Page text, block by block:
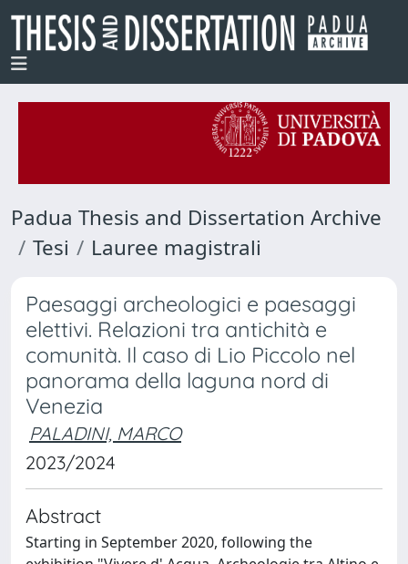
Padua Thesis and Dissertation Archive
Tesi
Lauree magistrali
Paesaggi archeologici e paesaggi
elettivi. Relazioni tra antichità e
comunità. Il caso di Lio Piccolo nel
panorama della laguna nord di
Venezia
PALADINI, MARCO
2023/2024
Abstract
Starting in September 2020, following the